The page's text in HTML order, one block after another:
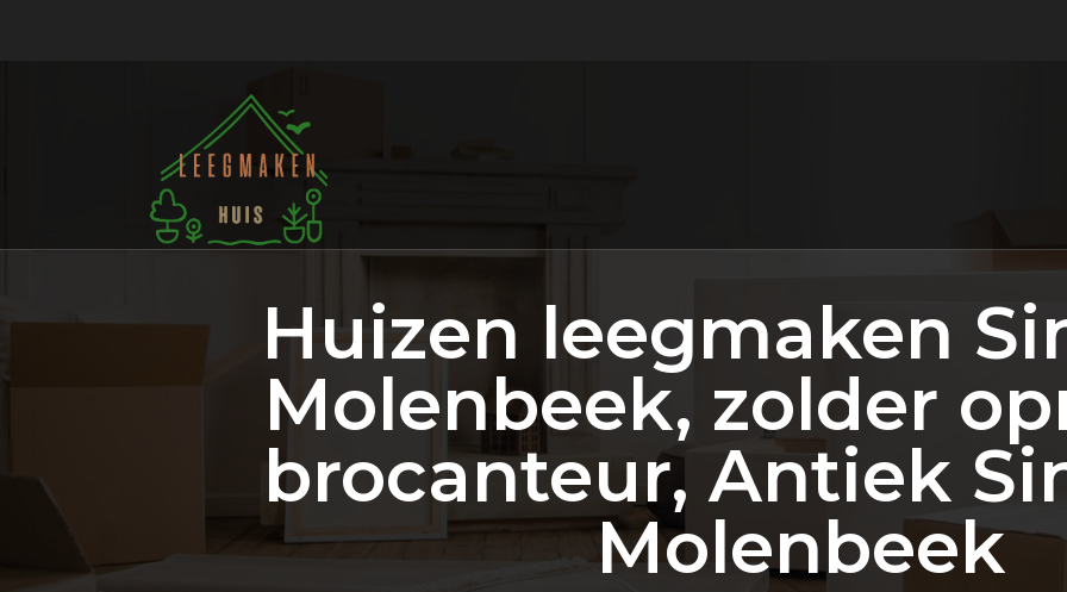
Huizen leegmaken
Molenbeek, zolder
brocanteur, Antiek
Molenbeek